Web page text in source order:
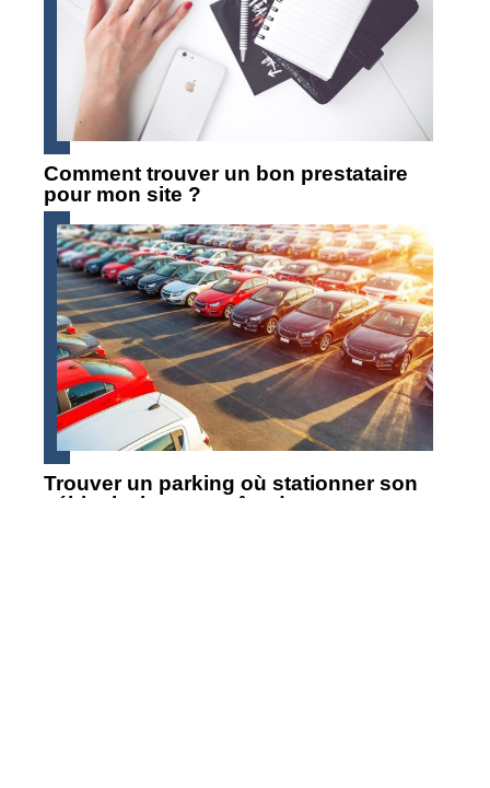
Comment trouver un bon prestataire
pour mon site ?
Trouver un parking où stationner son
véhicule, le casse-tête des voyageurs